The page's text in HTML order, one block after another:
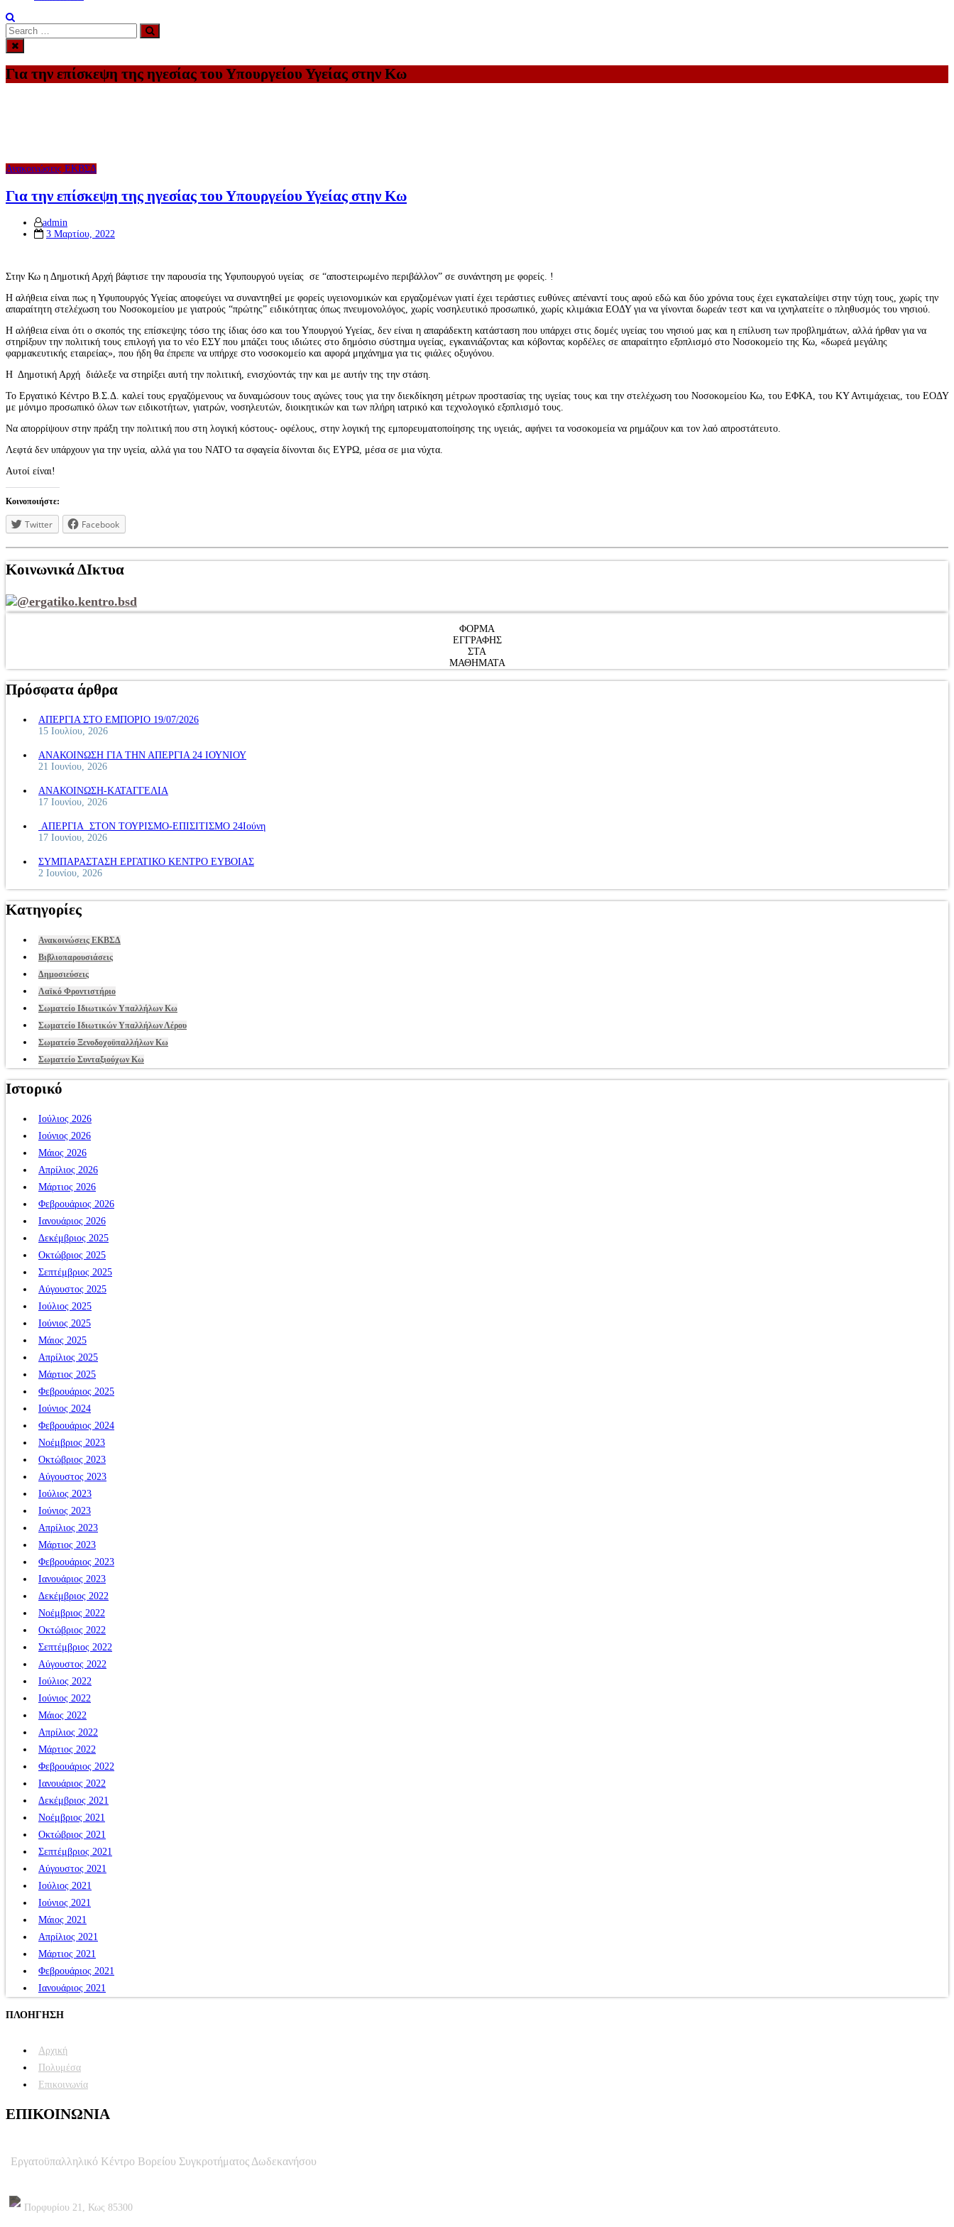
Search
for:
Search
Για την επίσκεψη της ηγεσίας του Υπουργείου Υγείας στην Κω
Ανακοινώσεις ΕΚΒΣΔ
Για την επίσκεψη της ηγεσίας του Υπουργείου Υγείας στην Κω
admin
Posted
3 Μαρτίου, 2022
Στην Κω η Δημοτική Αρχή βάφτισε την παρουσία της Υφυπουργού υγείας σε “αποστειρωμένο περιβάλλον” σε συνάντηση με φορείς. !
Η αλήθεια είναι πως η Υφυπουργός Υγείας αποφεύγει να συναντηθεί με φορείς υγειονομικών και εργαζομένων γιατί έχει τεράστιες ευθύνες απέναντί τους αφού εδώ και δύο χρόνια τους έχει εγκαταλείψει στην τύχη τους, χωρίς την
απαραίτητη στελέχωση του Νοσοκομείου με γιατρούς “πρώτης” ειδικότητας όπως πνευμονολόγος, χωρίς νοσηλευτικό προσωπικό, χωρίς κλιμάκια ΕΟΔΥ για να γίνονται δωρεάν τεστ και να ιχνηλατείτε ο πληθυσμός του νησιού.
Η αλήθεια είναι ότι ο σκοπός της επίσκεψης τόσο της ίδιας όσο και του Υπουργού Υγείας, δεν είναι η απαράδεκτη κατάσταση που υπάρχει στις δομές υγείας του νησιού μας και η επίλυση των προβλημάτων, αλλά ήρθαν για να
στηρίξουν την πολιτική τους επιλογή για το νέο ΕΣΥ που μπάζει τους ιδιώτες στο δημόσιο σύστημα υγείας, εγκαινιάζοντας και κόβοντας κορδέλες σε απαραίτητο εξοπλισμό στο Νοσοκομείο της Κω, «δωρεά μεγάλης
φαρμακευτικής εταιρείας», που ήδη θα έπρεπε να υπήρχε στο νοσοκομείο και αφορά μηχάνημα για τις φιάλες οξυγόνου.
Η Δημοτική Αρχή διάλεξε να στηρίξει αυτή την πολιτική, ενισχύοντάς την και με αυτήν της την στάση.
Το Εργατικό Κέντρο Β.Σ.Δ. καλεί τους εργαζόμενους να δυναμώσουν τους αγώνες τους για την διεκδίκηση μέτρων προστασίας της υγείας τους και την στελέχωση του Νοσοκομείου Κω, του ΕΦΚΑ, του ΚΥ Αντιμάχειας, του ΕΟΔΥ
με μόνιμο προσωπικό όλων των ειδικοτήτων, γιατρών, νοσηλευτών, διοικητικών και των πλήρη ιατρικό και τεχνολογικό εξοπλισμό τους.
Να απορρίψουν στην πράξη την πολιτική που στη λογική κόστους- οφέλους, στην λογική της εμπορευματοποίησης της υγειάς, αφήνει τα νοσοκομεία να ρημάζουν και τον λαό απροστάτευτο.
Λεφτά δεν υπάρχουν για την υγεία, αλλά για του ΝΑΤΟ τα σφαγεία δίνονται δις ΕΥΡΩ, μέσα σε μια νύχτα.
Αυτοί είναι!
Κοινοποιήστε:
Twitter Facebook
Κοινωνικά ΔΙκτυα
@ergatiko.kentro.bsd
ΦΟΡΜΑ
ΕΓΓΡΑΦΗΣ
ΣΤΑ
ΜΑΘΗΜΑΤΑ
Πρόσφατα άρθρα
ΑΠΕΡΓΙΑ ΣΤΟ ΕΜΠΟΡΙΟ 19/07/2026
15 Ιουλίου, 2026
ΑΝΑΚΟΙΝΩΣΗ ΓΙΑ ΤΗΝ ΑΠΕΡΓΙΑ 24 ΙΟΥΝΙΟΥ
21 Ιουνίου, 2026
ΑΝΑΚΟΙΝΩΣΗ-ΚΑΤΑΓΓΕΛΙΑ
17 Ιουνίου, 2026
ΑΠΕΡΓΙΑ ΣΤΟΝ ΤΟΥΡΙΣΜΟ-ΕΠΙΣΙΤΙΣΜΟ 24Ιούνη
17 Ιουνίου, 2026
ΣΥΜΠΑΡΑΣΤΑΣΗ ΕΡΓΑΤΙΚΟ ΚΕΝΤΡΟ ΕΥΒΟΙΑΣ
2 Ιουνίου, 2026
Κατηγορίες
Ανακοινώσεις ΕΚΒΣΔ
Βιβλιοπαρουσιάσεις
Δημοσιεύσεις
Λαϊκό Φροντιστήριο
Σωματείο Ιδιωτικών Υπαλλήλων Κω
Σωματείο Ιδιωτικών Υπαλλήλων Λέρου
Σωματείο Ξενοδοχοϋπαλλήλων Κω
Σωματείο Συνταξιούχων Κω
Ιστορικό
Ιούλιος 2026
Ιούνιος 2026
Μάιος 2026
Απρίλιος 2026
Μάρτιος 2026
Φεβρουάριος 2026
Ιανουάριος 2026
Δεκέμβριος 2025
Οκτώβριος 2025
Σεπτέμβριος 2025
Αύγουστος 2025
Ιούλιος 2025
Ιούνιος 2025
Μάιος 2025
Απρίλιος 2025
Μάρτιος 2025
Φεβρουάριος 2025
Ιούνιος 2024
Φεβρουάριος 2024
Νοέμβριος 2023
Οκτώβριος 2023
Αύγουστος 2023
Ιούλιος 2023
Ιούνιος 2023
Απρίλιος 2023
Μάρτιος 2023
Φεβρουάριος 2023
Ιανουάριος 2023
Δεκέμβριος 2022
Νοέμβριος 2022
Οκτώβριος 2022
Σεπτέμβριος 2022
Αύγουστος 2022
Ιούλιος 2022
Ιούνιος 2022
Μάιος 2022
Απρίλιος 2022
Μάρτιος 2022
Φεβρουάριος 2022
Ιανουάριος 2022
Δεκέμβριος 2021
Νοέμβριος 2021
Οκτώβριος 2021
Σεπτέμβριος 2021
Αύγουστος 2021
Ιούλιος 2021
Ιούνιος 2021
Μάιος 2021
Απρίλιος 2021
Μάρτιος 2021
Φεβρουάριος 2021
Ιανουάριος 2021
ΠΛΟΗΓΗΣΗ
Αρχική
Πολυμέσα
Επικοινωνία
ΕΠΙΚΟΙΝΩΝΙΑ
Εργατοϋπαλληλικό Κέντρο Βορείου Συγκροτήματος Δωδεκανήσου
Πορφυρίου 21, Κως 85300